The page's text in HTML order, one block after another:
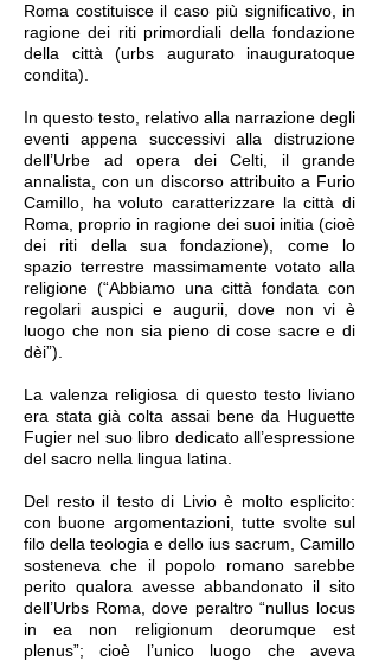
Roma costituisce il caso più significativo, in
ragione dei riti primordiali della fondazione
della città (urbs augurato inauguratoque
condita).
In questo testo, relativo alla narrazione degli
eventi appena successivi alla distruzione
dell’Urbe ad opera dei Celti, il grande
annalista, con un discorso attribuito a Furio
Camillo, ha voluto caratterizzare la città di
Roma, proprio in ragione dei suoi initia (cioè
dei riti della sua fondazione), come lo
spazio terrestre massimamente votato alla
religione (“Abbiamo una città fondata con
regolari auspici e augurii, dove non vi è
luogo che non sia pieno di cose sacre e di
dèi”).
La valenza religiosa di questo testo liviano
era stata già colta assai bene da Huguette
Fugier nel suo libro dedicato all’espressione
del sacro nella lingua latina.
Del resto il testo di Livio è molto esplicito:
con buone argomentazioni, tutte svolte sul
filo della teologia e dello ius sacrum, Camillo
sosteneva che il popolo romano sarebbe
perito qualora avesse abbandonato il sito
dell’Urbs Roma, dove peraltro “nullus locus
in ea non religionum deorumque est
plenus”; cioè l’unico luogo che aveva